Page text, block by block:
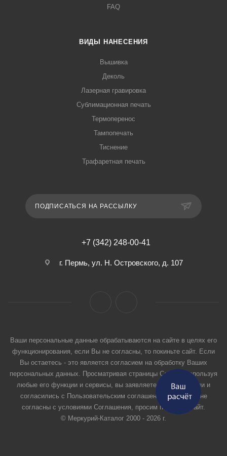
FAQ
ВИДЫ НАНЕСЕНИЯ
Вышивка
Деколь
Лазерная гравировка
Сублимационная печать
Термоперенос
Тампопечать
Тиснение
Трафаретная печать
ПОДПИСАТЬСЯ НА РАССЫЛКУ
+7 (342) 248-00-41
г. Пермь, ул. Н. Островского, д. 107
Ваши персональные данные обрабатываются на сайте в целях его
функционирования, если Вы не согласны, то покиньте сайт. Если
Вы остаетесь - это является согласием на обработку Ваших
персональных данных. Просматривая страницы Сайта и используя
любые его функции и сервисы, вы заявляете, что прочитали и
согласились с Пользовательским соглашением. Если вы не
согласны с условиями Соглашения, просим покинуть Сайт.
© Меркурий-Каталог 2000 - 2026 г.